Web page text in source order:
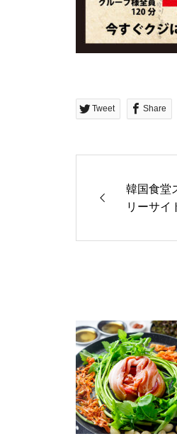
Tweet Share
韓国食堂
リーサイ